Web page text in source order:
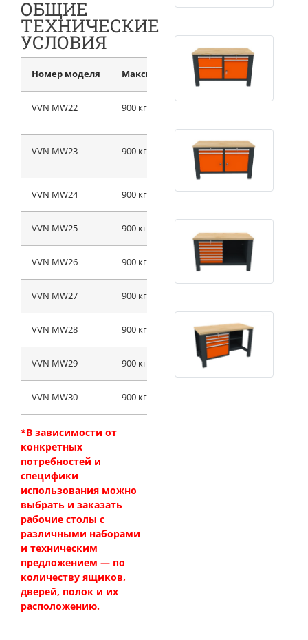
ОБЩИЕ
ТЕХНИЧЕСКИЕ
УСЛОВИЯ
Номер моделя Максим. нагрузка на стол
VVN MW22 900 кг
VVN MW23 900 кг
VVN MW24 900 кг 202 кг
VVN MW25 900 кг
VVN MW26 900 кг
VVN MW27 900 кг
VVN MW28 900 кг
VVN MW29 900 кг
VVN MW30 900 кг
*В зависимости от
конкретных
потребностей и
специфики
использования можно
выбрать и заказать
рабочие столы с
различными наборами
и техническим
предложением — по
количеству ящиков,
дверей, полок и их
расположению.